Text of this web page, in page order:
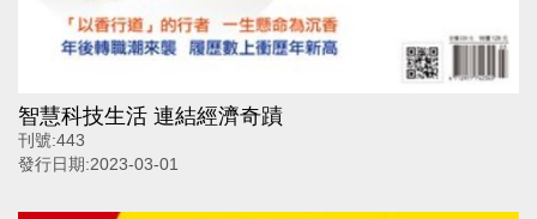
智慧科技生活 連結經濟奇蹟
刊號:443
發行日期:2023-03-01